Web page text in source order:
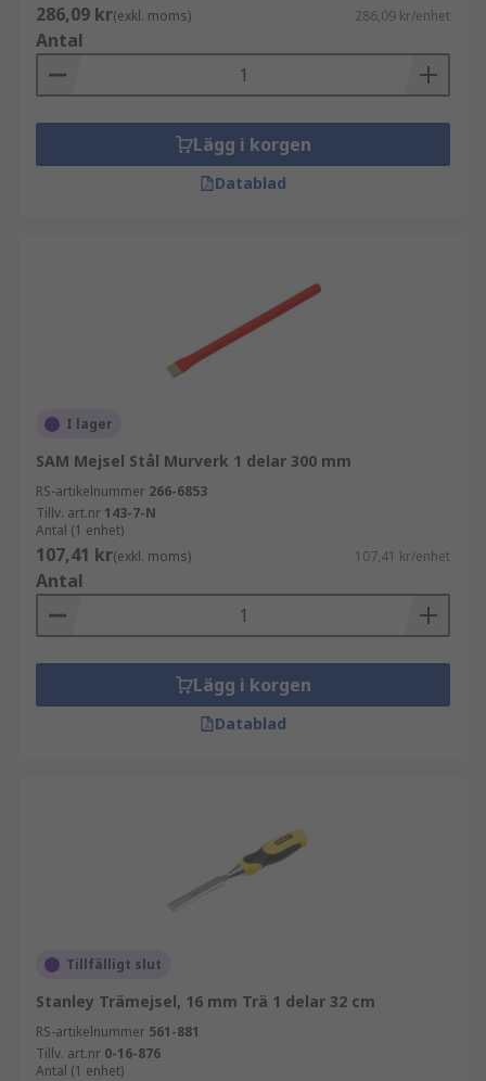
286,09 kr(exkl. moms) 286,09 kr/enhet
Antal
Lägg i korgen
Datablad
I lager
SAM Mejsel Stål Murverk 1 delar 300 mm
RS-artikelnummer 266-6853
Tillv. art.nr 143-7-N
Antal (1 enhet)
107,41 kr(exkl. moms) 107,41 kr/enhet
Antal
Lägg i korgen
Datablad
Tillfälligt slut
Stanley Trämejsel, 16 mm Trä 1 delar 32 cm
RS-artikelnummer 561-881
Tillv. art.nr 0-16-876
Antal (1 enhet)